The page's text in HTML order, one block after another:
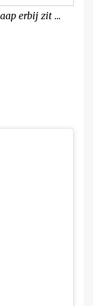
erbij zit …